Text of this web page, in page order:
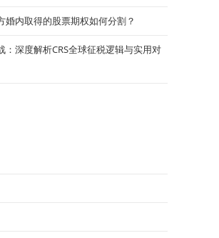
婚内取得的股票期权如何分割？
：深度解析CRS全球征税逻辑与实用对